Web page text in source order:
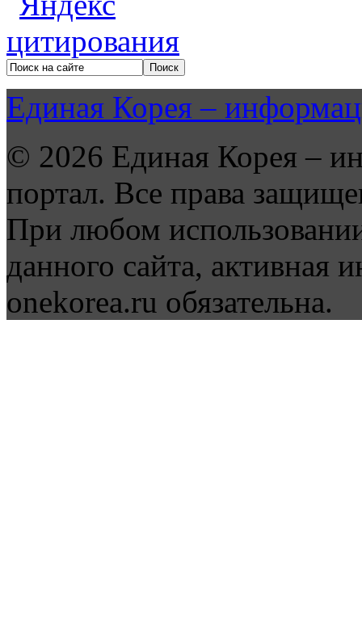
Единая Корея –
© 2026 Единая Корея –
портал. Все права
При любом
данного сайта, активная
onekorea.ru обязательна.